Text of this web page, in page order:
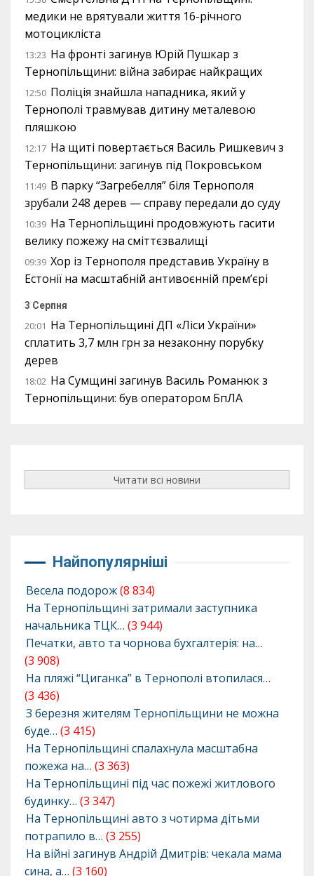
медики не врятували життя 16-річного
мотоцикліста
13:23 На фронті загинув Юрій Пушкар з
Тернопільщини: війна забирає найкращих
12:50 Поліція знайшла нападника, який у
Тернополі травмував дитину металевою
пляшкою
12:17 На щиті повертається Василь Ришкевич з
Тернопільщини: загинув під Покровськом
11:49 В парку “Загребелля” біля Тернополя
зрубали 248 дерев — справу передали до суду
10:39 На Тернопільщині продовжують гасити
велику пожежу на сміттєзвалищі
09:39 Хор із Тернополя представив Україну в
Естонії на масштабній антивоєнній прем’єрі
3 Серпня
20:01 На Тернопільщині ДП «Ліси України»
сплатить 3,7 млн грн за незаконну порубку
дерев
18:02 На Сумщині загинув Василь Романюк з
Тернопільщини: був оператором БпЛА
Читати всі новини
Найпопулярніші
Весела подорож(8 834)
На Тернопільщині затримали заступника
начальника ТЦК… (3 944)
Печатки, авто та чорнова бухгалтерія: на…
(3 908)
На пляжі “Циганка” в Тернополі втопилася…
(3 436)
З березня жителям Тернопільщини не можна
буде… (3 415)
На Тернопільщині спалахнула масштабна
пожежа на… (3 363)
На Тернопільщині під час пожежі житлового
будинку… (3 347)
На Тернопільщині авто з чотирма дітьми
потрапило в… (3 255)
На війні загинув Андрій Дмитрів: чекала мама
сина, а… (3 160)